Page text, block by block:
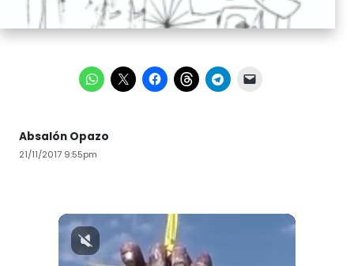
Absalón Opazo
21/11/2017 9:55pm